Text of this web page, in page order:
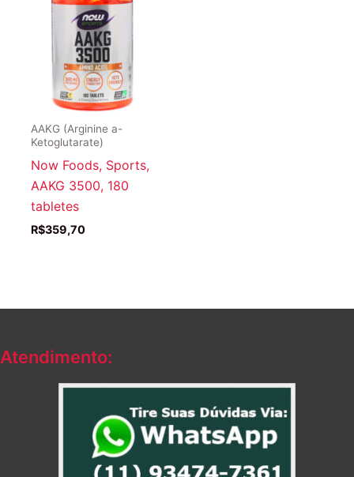
AAKG (Arginine a-
Ketoglutarate)
Now Foods, Sports,
AAKG 3500, 180
tabletes
R$359,70
Atendimento: